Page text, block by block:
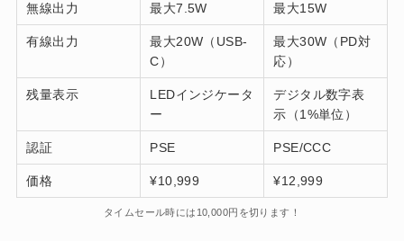
無線出力 最大7.5W 最大15W
有線出力
最大20W（USB-
C）
最大30W（PD対
応）
残量表示
LEDインジケータ
ー
デジタル数字表
示（1%単位）
認証 PSE PSE/CCC
価格 ¥10,999 ¥12,999
タイムセール時には10,000円を切ります！